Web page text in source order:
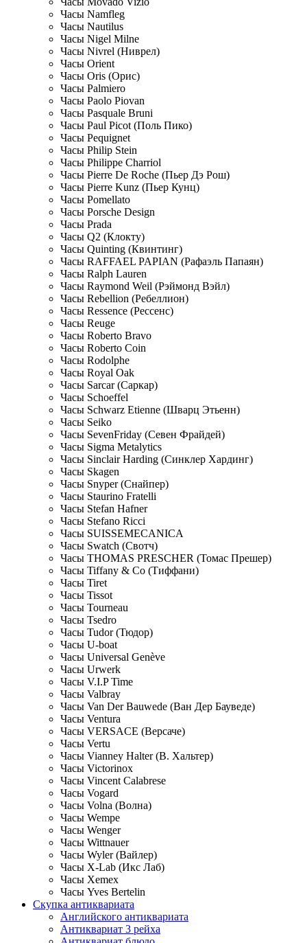
Часы Namfleg
Часы Nautilus
Часы Nigel Milne
Часы Nivrel (Ниврел)
Часы Orient
Часы Oris (Орис)
Часы Palmiero
Часы Paolo Piovan
Часы Pasquale Bruni
Часы Paul Picot (Поль Пико)
Часы Pequignet
Часы Philip Stein
Часы Philippe Charriol
Часы Pierre De Roche (Пьер Дэ Рош)
Часы Pierre Kunz (Пьер Кунц)
Часы Pomellato
Часы Porsche Design
Часы Prada
Часы Q2 (Клокту)
Часы Quinting (Квинтинг)
Часы RAFFAEL PAPIAN (Рафаэль Папаян)
Часы Ralph Lauren
Часы Raymond Weil (Рэймонд Вэйл)
Часы Rebellion (Ребеллион)
Часы Ressence (Рессенс)
Часы Reuge
Часы Roberto Bravo
Часы Roberto Coin
Часы Rodolphe
Часы Royal Oak
Часы Sarcar (Саркар)
Часы Schoeffel
Часы Schwarz Etienne (Шварц Этьенн)
Часы Seiko
Часы SevenFriday (Севен Фрайдей)
Часы Sigma Metalytics
Часы Sinclair Harding (Синклер Хардинг)
Часы Skagen
Часы Snyper (Снайпер)
Часы Staurino Fratelli
Часы Stefan Hafner
Часы Stefano Ricci
Часы SUISSEMECANICA
Часы Swatch (Свотч)
Часы THOMAS PRESCHER (Томас Прешер)
Часы Tiffany & Co (Тиффани)
Часы Tiret
Часы Tissot
Часы Tourneau
Часы Tsedro
Часы Tudor (Тюдор)
Часы U-boat
Часы Universal Genève
Часы Urwerk
Часы V.I.P Time
Часы Valbray
Часы Van Der Bauwede (Ван Дер Бауведе)
Часы Ventura
Часы VERSACE (Версаче)
Часы Vertu
Часы Vianney Halter (В. Хальтер)
Часы Victorinox
Часы Vincent Calabrese
Часы Vogard
Часы Volna (Волна)
Часы Wempe
Часы Wenger
Часы Wittnauer
Часы Wyler (Вайлер)
Часы X-Lab (Икс Лаб)
Часы Xemex
Часы Yves Bertelin
Скупка антиквариата
Английского антиквариата
Антиквариат 3 рейха